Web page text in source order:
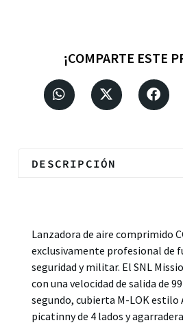
¡COMPARTE ESTE
DESCRIPCIÓN
Lanzadora de aire comprimido
exclusivamente profesional de
seguridad y militar. El SNL
con una velocidad de salida de
segundo, cubierta M-LOK estilo
picatinny de 4 lados y